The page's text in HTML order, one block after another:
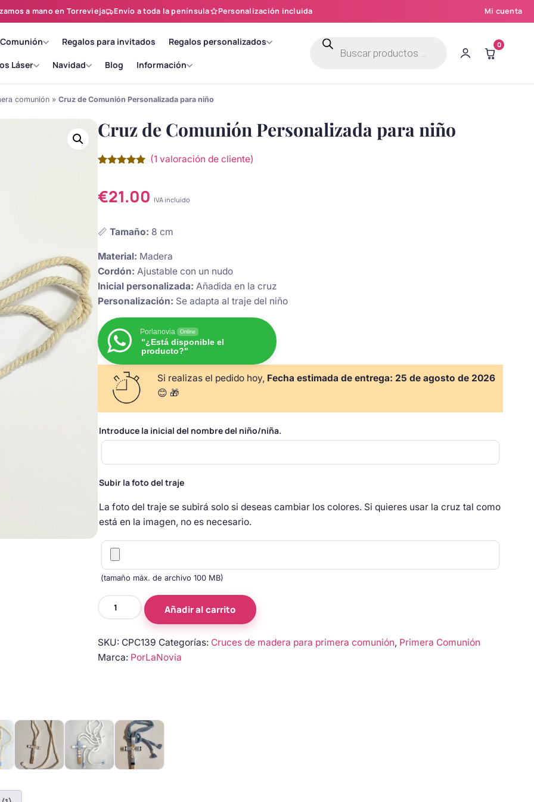
a mano en Torrevieja Envío a toda la península Personalización incluida Mi cuenta
Regalos para invitados Regalos personalizados
Láser Navidad Blog Información
Búsqueda
productos
0
comunión » Cruz de Comunión Personalizada para niño
Cruz de Comunión Personalizada para niño
5 en base
avaloración
(1 valoración de cliente)
€21.00 IVA incluido
📏 Tamaño: 8 cm
Material: Madera
Cordón: Ajustable con un nudo
Inicial personalizada: Añadida en la cruz
Personalización: Se adapta al traje del niño
Porlanovia Online
"¿Está disponible el
producto?"
Si realizas el pedido hoy, Fecha estimada de entrega: 25 de agosto de 2026
😊 🎁
Introduce la inicial del nombre del niño/niña.
Subir la foto del traje
La foto del traje se subirá solo si deseas cambiar los colores. Si quieres usar la cruz tal como
está en la imagen, no es necesario.
(tamaño máx. de archivo 100 MB)
Cruz
Personalizada
para
Añadir al carrito
SKU: CPC139 Categorías: Cruces de madera para primera comunión, Primera Comunión
Marca: PorLaNovia